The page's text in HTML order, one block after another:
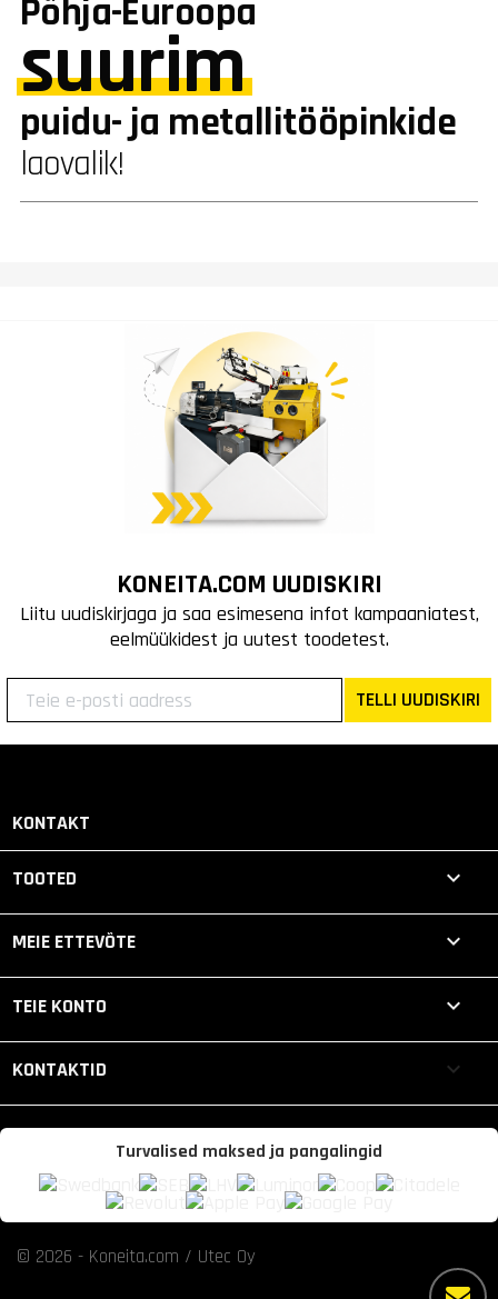
Põhja-Euroopa
suurim
puidu- ja metallitööpinkide
laovalik!
KONEITA.COM UUDISKIRI
Liitu uudiskirjaga ja saa esimesena infot kampaaniatest,
eelmüükidest ja uutest toodetest.
TELLI UUDISKIRI
KONTAKT
TOOTED 
MEIE ETTEVÕTE 
TEIE KONTO 
KONTAKTID keyboard_arrow_down
Turvalised maksed ja pangalingid
© 2026 - Koneita.com / Utec Oy